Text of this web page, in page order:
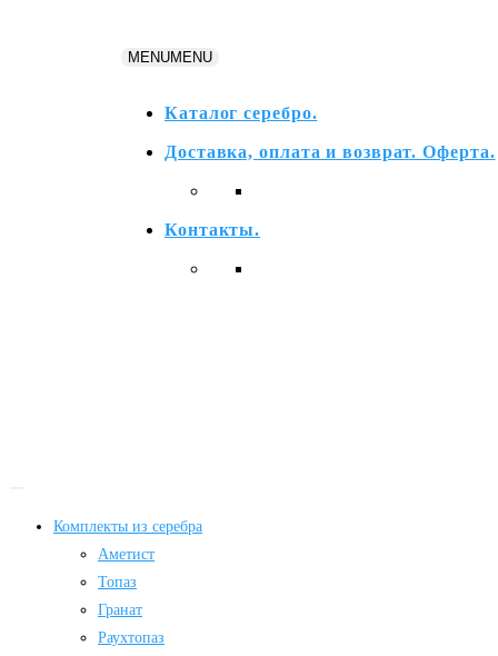
MENUMENU
Каталог серебро.
Доставка, оплата и возврат. Оферта.
Контакты.
Комплекты из серебра
Аметист
Топаз
Гранат
Раухтопаз